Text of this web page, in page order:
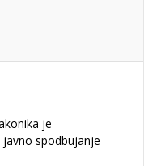
je
spodbujanje